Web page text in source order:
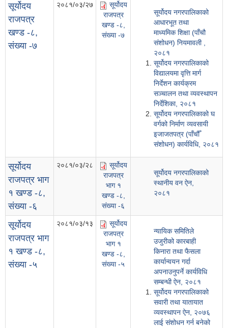
सूर्योदय
राजपत्र
खण्ड -८,
संख्या -७
२०८१/०३/२७
सूर्योदय
राजपत्र
खण्ड -८,
संख्या -७
सूर्योदय नगरपालिकाको
आधारभूत तथा
माध्यमिक शिक्षा (पाँचौ
संशोधन) नियमावली ,
२०८१
सूर्योदय नगरपालिकाको
विद्यालयमा वृत्ति मार्ग
निर्देशन कार्यक्रम
सञ्चालन तथा व्यवस्थापन
निर्देशिका, २०८१
सूर्योदय नगरपालिकाको घ
वर्गको निर्माण व्यवसायी
इजाजतपत्र (पाँचौँ
संशोधन) कार्यविधि, २०८१
सूर्योदय
राजपत्र भाग
१ खण्ड -८,
संख्या -६
२०८१/०३/२८
सूर्योदय
राजपत्र
भाग १
खण्ड -८,
संख्या -६
सूर्योदय नगरपालिकाको
स्थानीय वन ऐन,
२०८१
सूर्योदय
राजपत्र भाग
१ खण्ड -८,
संख्या -५
२०८१/०३/१३
सूर्योदय
राजपत्र
भाग १
खण्ड -८,
संख्या -५
न्यायिक समितिले
उजुरीको कारबाही
किनारा तथा फैसला
कार्यान्वयन गर्दा
अपनाउनुपर्ने कार्यविधि
सम्बन्धी ऐन, २०८१
सूर्योदय नगरपालिकाको
सवारी तथा यातायात
व्यवस्थापन ऐन, २०७६
लाई संशोधन गर्न बनेको